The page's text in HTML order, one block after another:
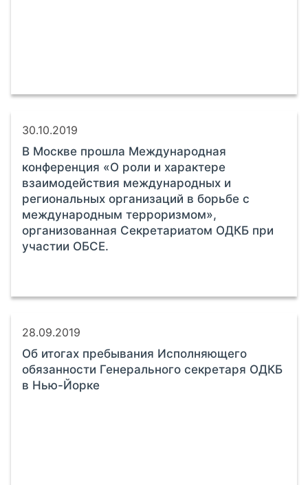
30.10.2019
В Москве прошла Международная
конференция «О роли и характере
взаимодействия международных и
региональных организаций в борьбе с
международным терроризмом»,
организованная Секретариатом ОДКБ при
участии ОБСЕ.
28.09.2019
Об итогах пребывания Исполняющего
обязанности Генерального секретаря ОДКБ
в Нью-Йорке